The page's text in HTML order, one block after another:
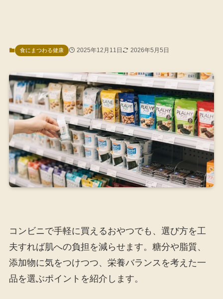
食にまつわる健康 2025年12月11日 2026年5月5日
コンビニで手軽に買えるおやつでも、選び方を工
夫すれば肌への負担を減らせます。糖分や脂質、
添加物に気をつけつつ、栄養バランスを考えた一
品を選ぶポイントを紹介します。